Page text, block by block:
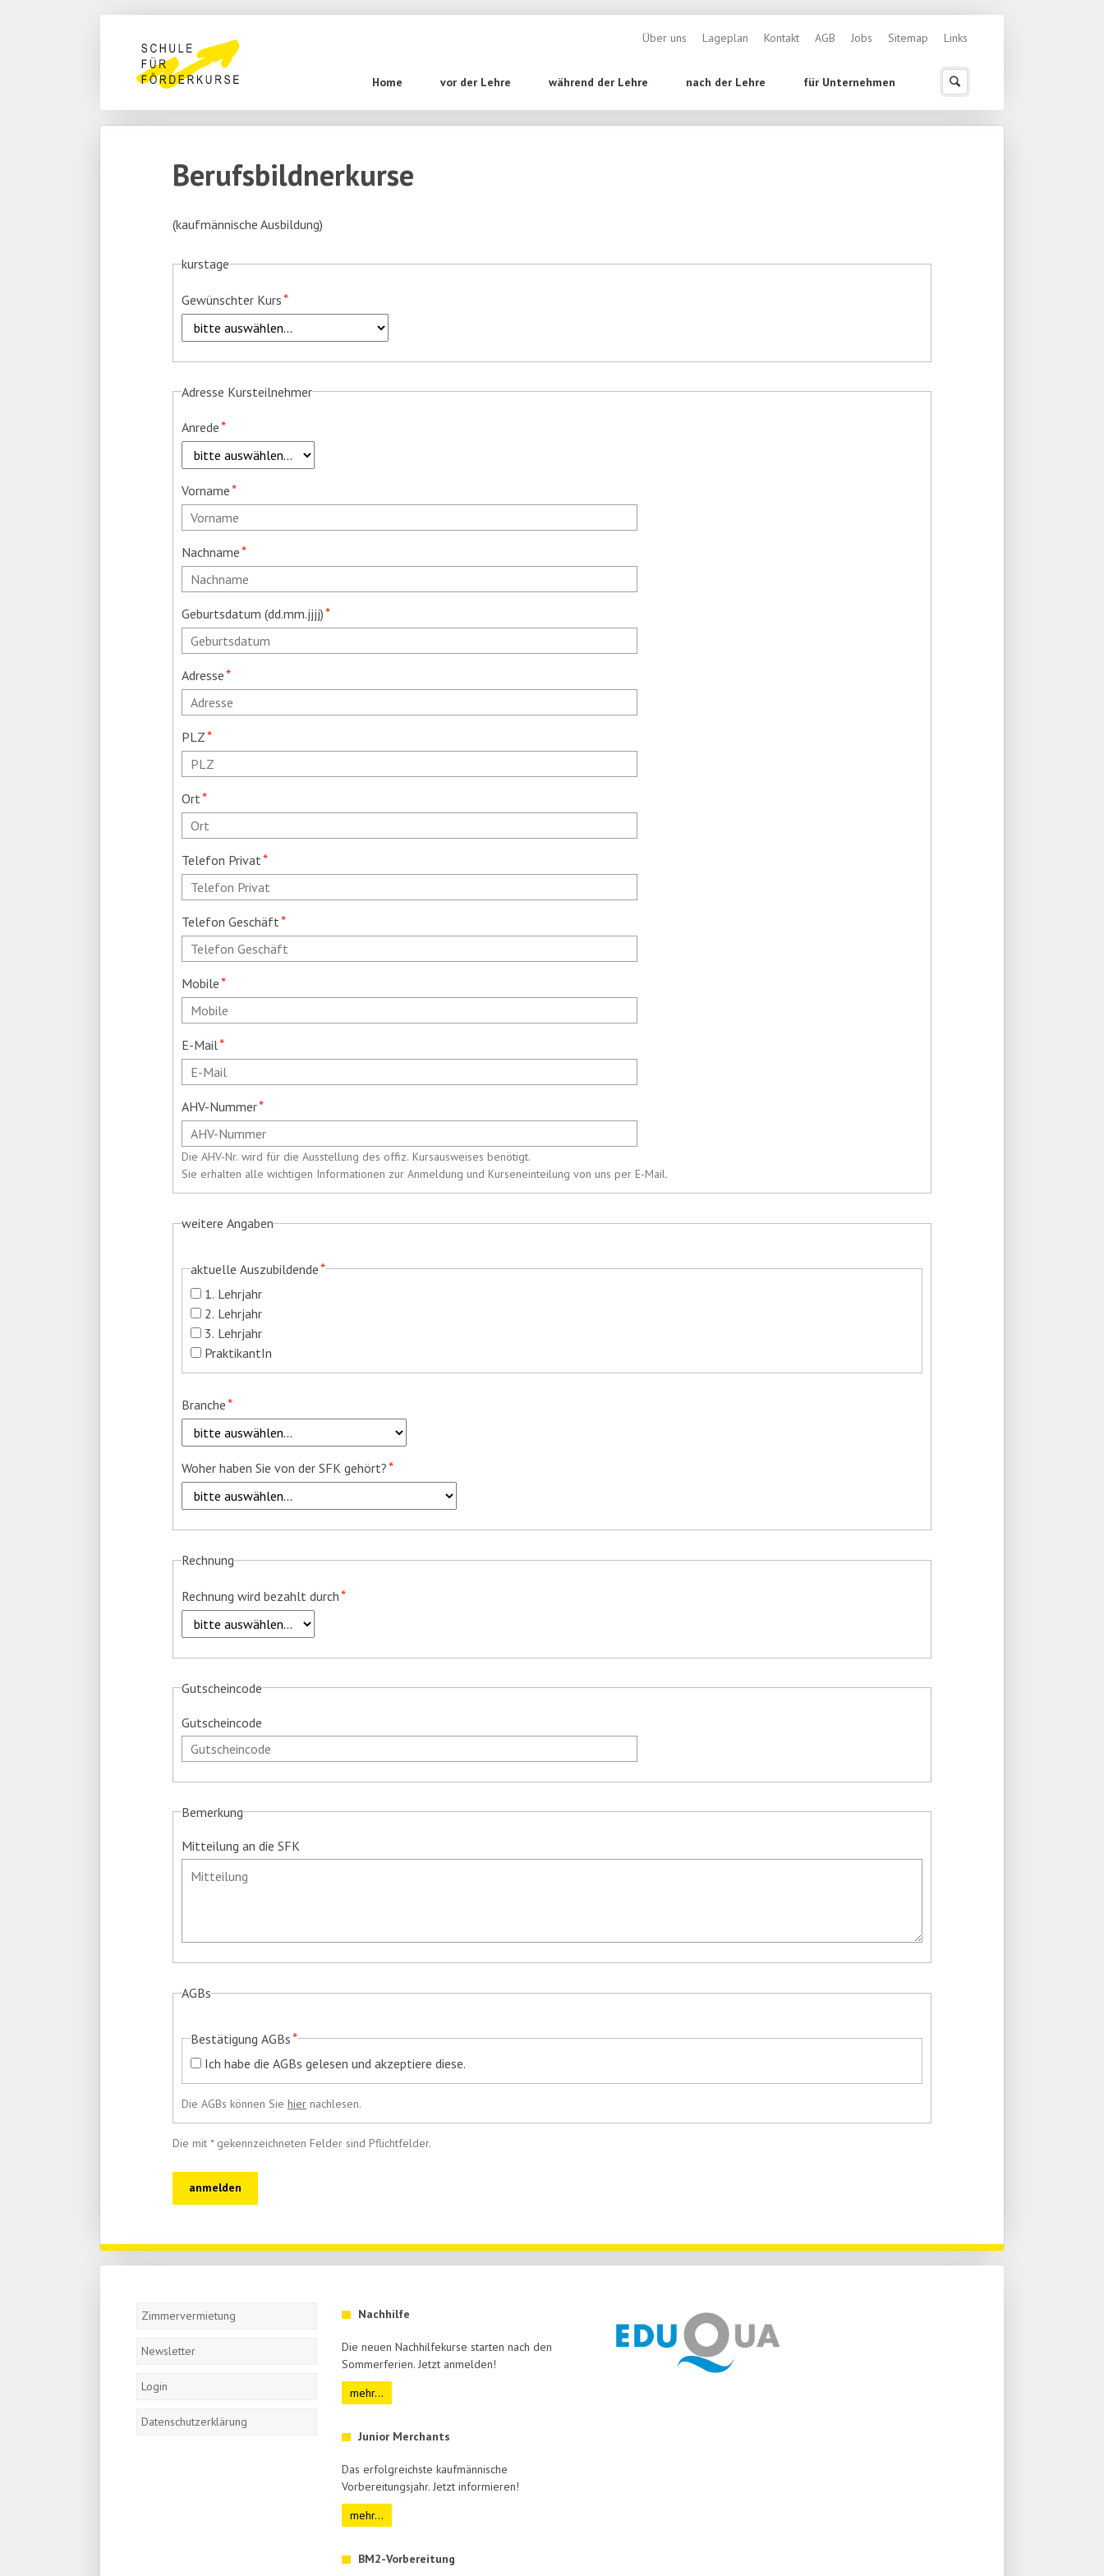
NavigationHome vor der Lehre während der Lehre nach der Lehre für Unternehmen
Navigation
überspringen
Navigation überspringen
Über uns Lageplan Kontakt AGB Jobs Sitemap Links
Berufsbildnerkurse
(kaufmännische Ausbildung)
kurstage
Pflichtfeld
Gewünschter Kurs*
Adresse Kursteilnehmer
Pflichtfeld
Anrede*
Pflichtfeld
Vorname*
Pflichtfeld
Nachname*
Pflichtfeld
Geburtsdatum (dd.mm.jjjj)*
Pflichtfeld
Adresse*
Pflichtfeld
PLZ*
Pflichtfeld
Ort*
Pflichtfeld
Telefon Privat*
Pflichtfeld
Telefon Geschäft*
Pflichtfeld
Mobile*
Pflichtfeld
E-Mail*
Pflichtfeld
AHV-Nummer*
Die AHV-Nr. wird für die Ausstellung des offiz. Kursausweises benötigt.
Sie erhalten alle wichtigen Informationen zur Anmeldung und Kurseneinteilung von uns per E-Mail.
weitere Angaben
Pflichtfeld
aktuelle Auszubildende*
1. Lehrjahr
2. Lehrjahr
3. Lehrjahr
PraktikantIn
Pflichtfeld
Branche*
Pflichtfeld
Woher haben Sie von der SFK gehört?*
Rechnung
Pflichtfeld
Rechnung wird bezahlt durch*
Gutscheincode
Gutscheincode
Bemerkung
Mitteilung an die SFK
AGBs
Pflichtfeld
Bestätigung AGBs*
Ich habe die AGBs gelesen und akzeptiere diese.
Die AGBs können Sie hier nachlesen.
Die mit * gekennzeichneten Felder sind Pflichtfelder.
anmelden
überspringen
Zimmervermietung
Newsletter
Login
Datenschutzerklärung
Nachhilfe
Die neuen Nachhilfekurse starten nach den
Sommerferien. Jetzt anmelden!
mehr...
Junior Merchants
Das erfolgreichste kaufmännische
Vorbereitungsjahr. Jetzt informieren!
mehr...
BM2-Vorbereitung